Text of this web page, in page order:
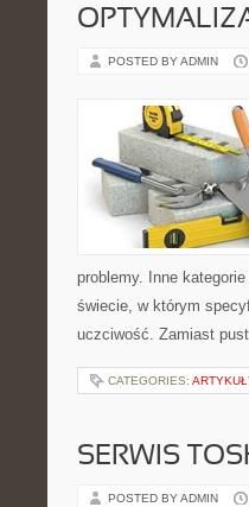
POSTED BY ADMIN
problemy. Inne
świecie, w którym
uczciwość. Zamiast
CATEGORIES:
SERWIS
POSTED BY ADMIN